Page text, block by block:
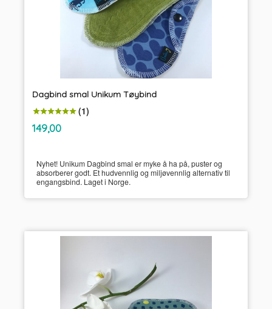
Dagbind smal Unikum Tøybind
(1)
Pris
149,00mva.
Nyhet! Unikum Dagbind smal er myke å ha på, puster og
absorberer godt. Et hudvennlig og miljøvennlig alternativ til
engangsbind. Laget i Norge.